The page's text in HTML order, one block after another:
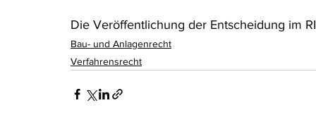
Die Veröffentlichung der Entscheidung im
Bau- und Anlagenrecht
Verfahrensrecht